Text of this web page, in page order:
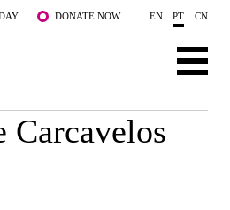
DONATE NOW EN PT CN
Carcavelos